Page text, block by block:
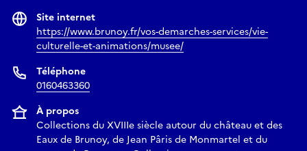
Site internet
https://www.brunoy.fr/vos-demarches-services/vie-
culturelle-et-animations/musee/
Téléphone
0160463360
À propos
Collections du XVIIIe siècle autour du château et des
Eaux de Brunoy, de Jean Pâris de Monmartel et du